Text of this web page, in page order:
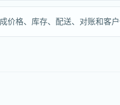
价格、库存、配送、对账和客